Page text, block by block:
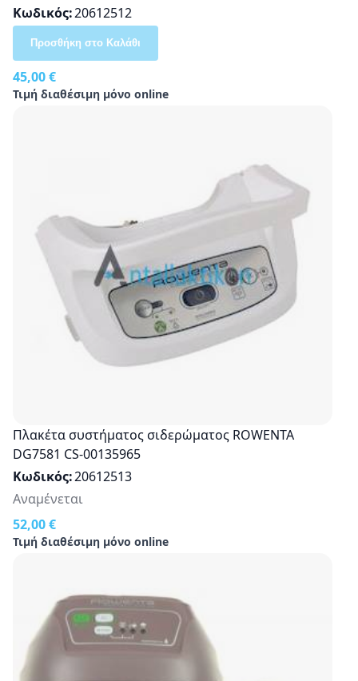
Κωδικός 20612512
45,00 €
Τιμή διαθέσιμη μόνο online
Προσθήκη στο Καλάθι
Πλακέτα συστήματος σιδερώματος ROWENTA
DG7581 CS-00135965
Κωδικός 20612513
52,00 €
Τιμή διαθέσιμη μόνο online
Αναμένεται